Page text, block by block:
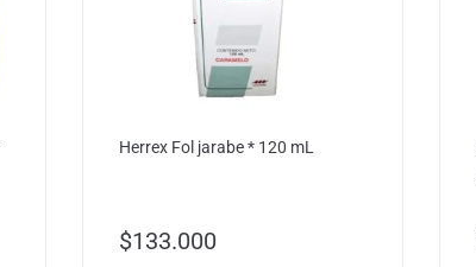
Herrex Fol jarabe * 120 mL
$133.000